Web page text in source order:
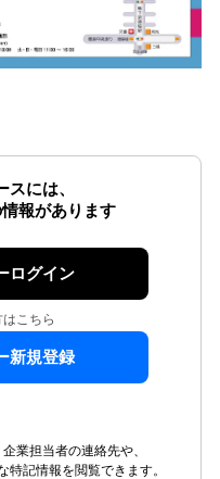
スには、
報があります
ログイン
こちら
新規登録
業担当者の連絡先や、
記情報を閲覧できます。